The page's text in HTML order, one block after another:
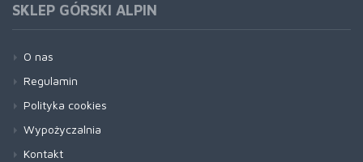
SKLEP GÓRSKI ALPIN
O nas
Regulamin
Polityka cookies
Wypożyczalnia
Kontakt